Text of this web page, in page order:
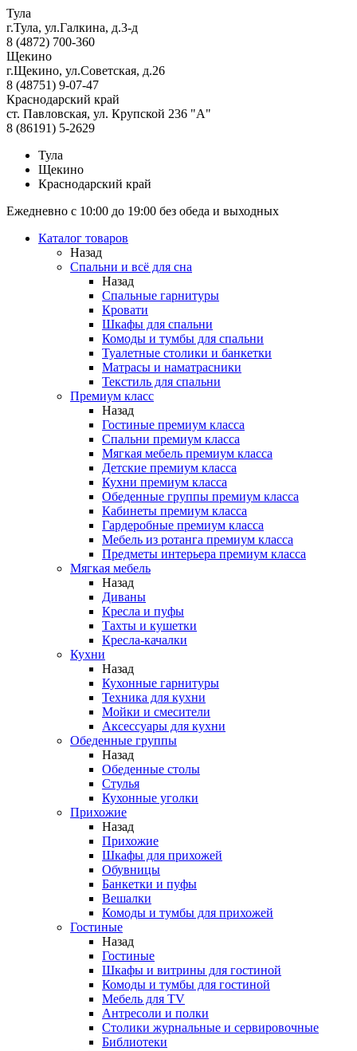
Тула
г.Тула, ул.Галкина, д.3-д
8 (4872) 700-360
Щекино
г.Щекино, ул.Советская, д.26
8 (48751) 9-07-47
Краснодарский край
ст. Павловская, ул. Крупской 236 "А"
8 (86191) 5-2629
Тула
Щекино
Краснодарский край
Ежедневно с 10:00 до 19:00 без обеда и выходных
Каталог товаров
Назад
Спальни и всё для сна
Назад
Спальные гарнитуры
Кровати
Шкафы для спальни
Комоды и тумбы для спальни
Туалетные столики и банкетки
Матрасы и наматрасники
Текстиль для спальни
Премиум класс
Назад
Гостиные премиум класса
Спальни премиум класса
Мягкая мебель премиум класса
Детские премиум класса
Кухни премиум класса
Обеденные группы премиум класса
Кабинеты премиум класса
Гардеробные премиум класса
Мебель из ротанга премиум класса
Предметы интерьера премиум класса
Мягкая мебель
Назад
Диваны
Кресла и пуфы
Тахты и кушетки
Кресла-качалки
Кухни
Назад
Кухонные гарнитуры
Техника для кухни
Мойки и смесители
Аксессуары для кухни
Обеденные группы
Назад
Обеденные столы
Стулья
Кухонные уголки
Прихожие
Назад
Прихожие
Шкафы для прихожей
Обувницы
Банкетки и пуфы
Вешалки
Комоды и тумбы для прихожей
Гостиные
Назад
Гостиные
Шкафы и витрины для гостиной
Комоды и тумбы для гостиной
Мебель для TV
Антресоли и полки
Столики журнальные и сервировочные
Библиотеки